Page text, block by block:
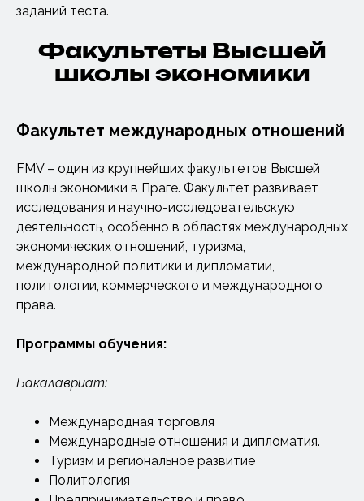
заданий теста.
Факультеты Высшей
школы экономики
Факультет международных отношений
FMV – один из крупнейших факультетов Высшей
школы экономики в Праге. Факультет развивает
исследования и научно-исследовательскую
деятельность, особенно в областях международных
экономических отношений, туризма,
международной политики и дипломатии,
политологии, коммерческого и международного
права.
Программы обучения:
Бакалавриат:
Международная торговля
Международные отношения и дипломатия.
Туризм и региональное развитие
Политология